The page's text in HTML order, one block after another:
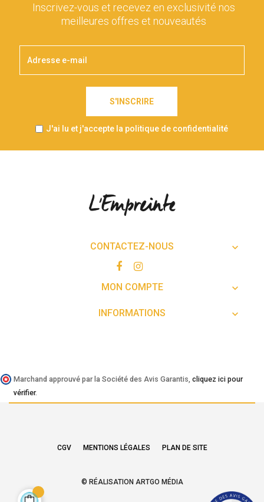
Inscrivez-vous et recevez en exclusivité nos
meilleures offres et nouveautés
S'INSCRIRE
J'ai lu et j'accepte la politique de confidentialité
CONTACTEZ-NOUS 
MON COMPTE 
INFORMATIONS 
Marchand approuvé par la Société des Avis Garantis, cliquez ici pour
vérifier.
CGV MENTIONS LÉGALES PLAN DE SITE
© RÉALISATION ARTGO MÉDIA